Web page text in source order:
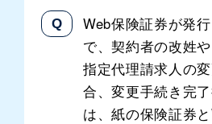
Web保険証券が発
で、契約者の改姓
指定代理請求人の
合、変更手続き完
は、紙の保険証券